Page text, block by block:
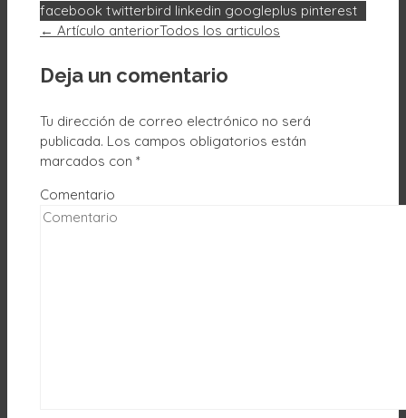
facebook twitterbird linkedin googleplus pinterest
← Artículo anteriorTodos los articulos
Deja un comentario
Tu dirección de correo electrónico no será
publicada. Los campos obligatorios están
marcados con *
Comentario